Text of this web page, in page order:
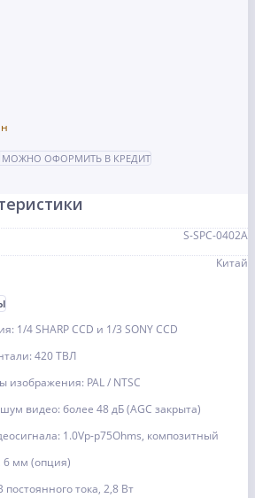
МОЖНО ОФОРМИТЬ В КРЕДИТ
S-SPC-0402A
Китай
1/4 SHARP CCD и 1/3 SONY CCD
420 ТВЛ
PAL / NTSC
видео: более 48 дБ (AGC закрыта)
1.0Vp-p75Ohms, композитный
6 мм (опция)
тока, 2,8 Вт